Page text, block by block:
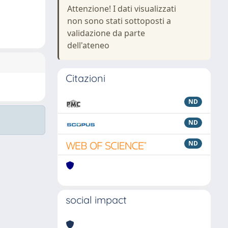
Attenzione! I dati visualizzati
non sono stati sottoposti a
validazione da parte
dell'ateneo
Citazioni
ND
ND
ND
social impact